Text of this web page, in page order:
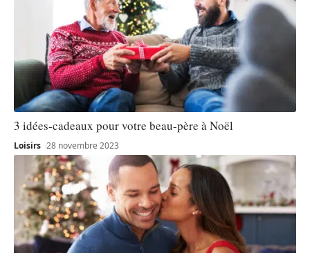
3 idées-cadeaux pour votre beau-père à Noël
Loisirs 28 novembre 2023